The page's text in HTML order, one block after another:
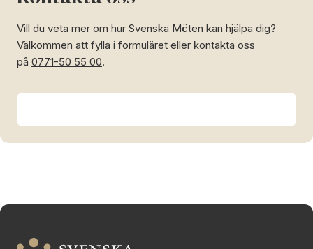
Vill du veta mer om hur Svenska Möten kan hjälpa dig?
Välkommen att fylla i formuläret eller kontakta oss
på 0771-50 55 00.